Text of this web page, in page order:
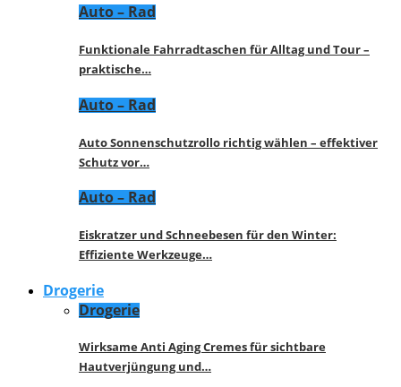
Auto – Rad
Funktionale Fahrradtaschen für Alltag und Tour –
praktische…
Auto – Rad
Auto Sonnenschutzrollo richtig wählen – effektiver
Schutz vor…
Auto – Rad
Eiskratzer und Schneebesen für den Winter:
Effiziente Werkzeuge…
Drogerie
Drogerie
Wirksame Anti Aging Cremes für sichtbare
Hautverjüngung und…